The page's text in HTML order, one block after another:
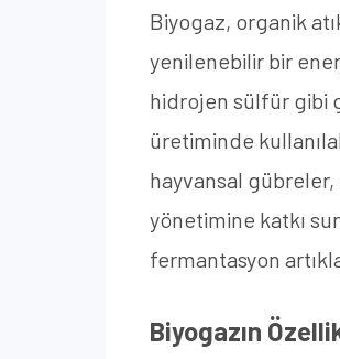
Biyogaz, organik
yenilenebilir bir
hidrojen sülfür gibi
üretiminde
hayvansal gübreler,
yönetimine katkı
fermantasyon
Biyogazın